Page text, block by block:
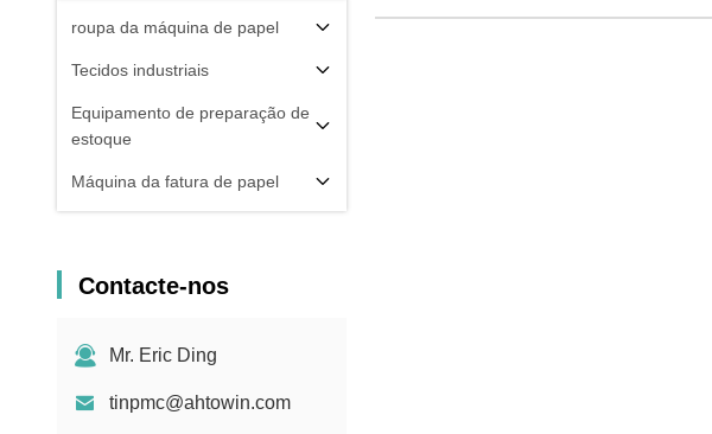
roupa da máquina de papel
Tecidos industriais
Equipamento de preparação de
estoque
Máquina da fatura de papel
Contacte-nos
Mr. Eric Ding
tinpmc@ahtowin.com